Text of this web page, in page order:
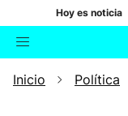
Hoy es noticia
Buscador
Inicio Política